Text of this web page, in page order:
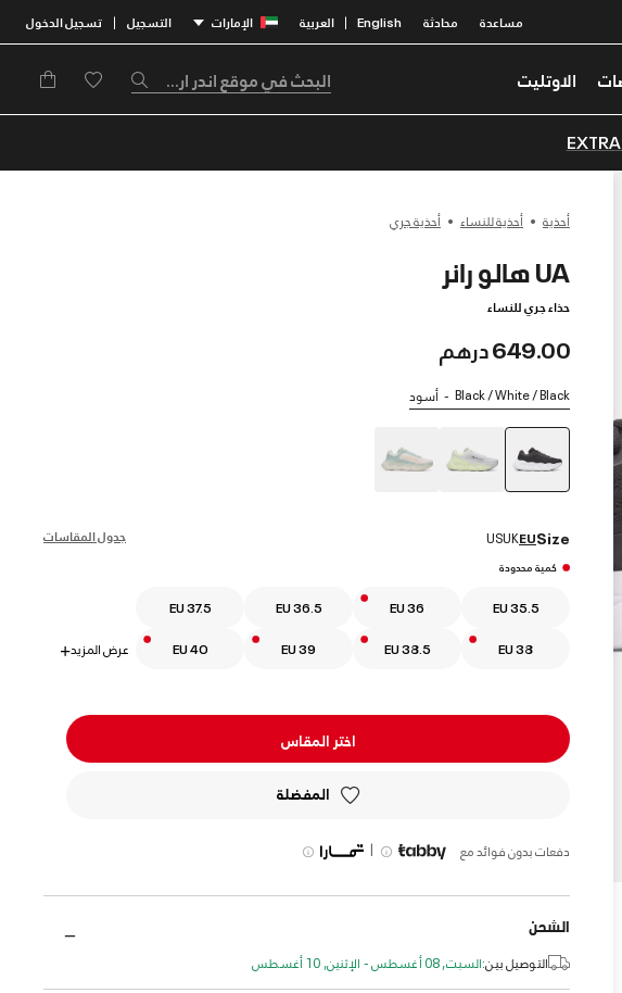
مساعدة محادثة English
| العربية الإمارات التسجيل | تسجيل الدخول
الاوتليت
أحذية أحذية للنساء أحذية جري
UA هالو رانر
حذاء جري للنساء
649.00 درهم
Black / White / Black أسود
جدول المقاسات Size
EU
UK
US
كمية محدودة
EU 35.5
EU 36
EU 36.5
EU 37.5
EU 38
EU 38.5
EU 39
EU 40 عرض المزيد+
اختر المقاس
المفضلة
دفعات بدون فوائد مع |
الشحن
التوصيل بين:السبت, 08 أغسطس - الإثنين, 10 أغسطس